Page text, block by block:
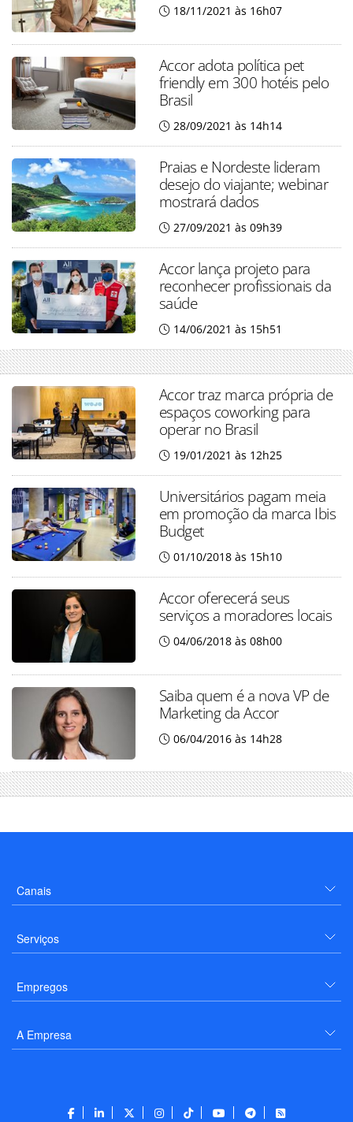
18/11/2021 às 16h07
Accor adota política pet
friendly em 300 hotéis pelo
Brasil
28/09/2021 às 14h14
Praias e Nordeste lideram
desejo do viajante; webinar
mostrará dados
27/09/2021 às 09h39
Accor lança projeto para
reconhecer profissionais da
saúde
14/06/2021 às 15h51
Accor traz marca própria de
espaços coworking para
operar no Brasil
19/01/2021 às 12h25
Universitários pagam meia
em promoção da marca Ibis
Budget
01/10/2018 às 15h10
Accor oferecerá seus
serviços a moradores locais
04/06/2018 às 08h00
Saiba quem é a nova VP de
Marketing da Accor
06/04/2016 às 14h28
Canais
Serviços
Empregos
A Empresa